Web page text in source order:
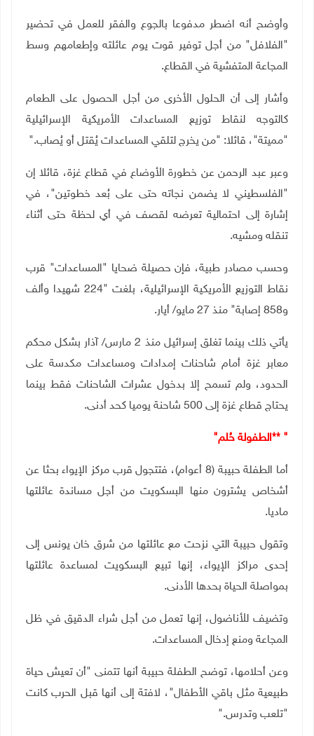
وأوضح أنه اضطر مدفوعا بالجوع والفقر للعمل في تحضير
"الفلافل" من أجل توفير قوت يوم عائلته وإطعامهم وسط
المجاعة المتفشية في القطاع.
وأشار إلى أن الحلول الأخرى من أجل الحصول على الطعام
كالتوجه لنقاط توزيع المساعدات الأمريكية الإسرائيلية
"مميتة"، قائلا: "من يخرج لتلقي المساعدات يُقتل أو يُصاب".
وعبر عبد الرحمن عن خطورة الأوضاع في قطاع غزة، قائلا إن
"الفلسطيني لا يضمن نجاته حتى على بُعد خطوتين"، في
إشارة إلى احتمالية تعرضه لقصف في أي لحظة حتى أثناء
تنقله ومشيه.
وحسب مصادر طبية، فإن حصيلة ضحايا "المساعدات" قرب
نقاط التوزيع الأمريكية الإسرائيلية، بلغت "224 شهيدا وألف
و858 إصابة" منذ 27 مايو/ أيار
.
يأتي ذلك بينما تغلق إسرائيل منذ 2 مارس/ آذار بشكل محكم
معابر غزة أمام شاحنات إمدادات ومساعدات مكدسة على
الحدود، ولم تسمح إلا بدخول عشرات الشاحنات فقط بينما
يحتاج قطاع غزة إلى 500 شاحنة يوميا كحد أدنى
.
** "الطفولة حُلم"
أما الطفلة حبيبة (8 أعوام)، فتتجول قرب مركز الإيواء بحثا عن
أشخاص يشترون منها البسكويت من أجل مساندة عائلتها
ماديا.
وتقول حبيبة التي نزحت مع عائلتها من شرق خان يونس إلى
إحدى مراكز الإيواء، إنها تبيع البسكويت لمساعدة عائلتها
بمواصلة الحياة بحدها الأدنى.
وتضيف للأناضول، إنها تعمل من أجل شراء الدقيق في ظل
المجاعة ومنع إدخال المساعدات.
وعن أحلامها، توضح الطفلة حبيبة أنها تتمنى "أن تعيش حياة
طبيعية مثل باقي الأطفال"، لافتة إلى أنها قبل الحرب كانت
"تلعب وتدرس".